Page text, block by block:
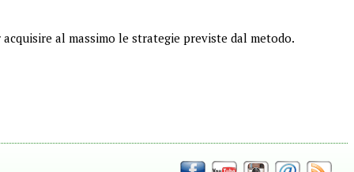
al massimo le strategie previste dal metodo.